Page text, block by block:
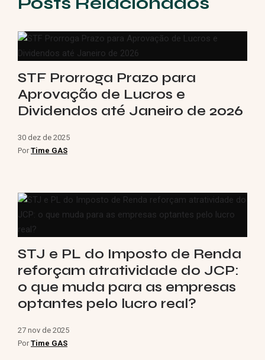
STF Prorroga Prazo para
Aprovação de Lucros e
Dividendos até Janeiro de 2026
30 dez de 2025
Por Time GAS
STJ e PL do Imposto de Renda
reforçam atratividade do JCP:
o que muda para as empresas
optantes pelo lucro real?
27 nov de 2025
Por Time GAS